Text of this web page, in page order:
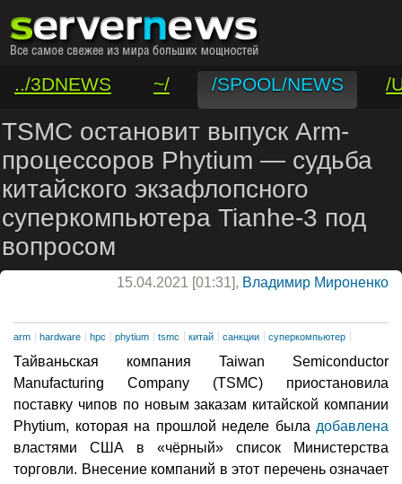
../3DNEWS ~/ /SPOOL/NEWS
/
/VAR/CONTACT
TSMC остановит выпуск Arm-
процессоров Phytium — судьба
китайского экзафлопсного
суперкомпьютера Tianhe-3 под
вопросом
15.04.2021 [01:31], Владимир Мироненко
arm hardware hpc phytium tsmc китай санкции суперкомпьютер
Тайваньская компания Taiwan Semiconductor
Manufacturing Company (TSMC) приостановила
поставку чипов по новым заказам китайской компании
Phytium, которая на прошлой неделе была добавлена
властями США в «чёрный» список Министерства
торговли. Внесение компаний в этот перечень означает